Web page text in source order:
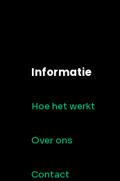
Informatie
Hoe het werkt
Over ons
Contact